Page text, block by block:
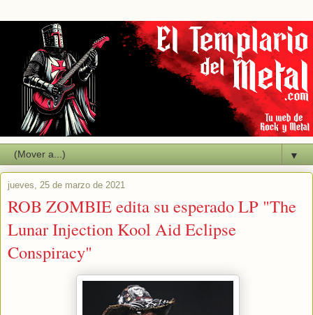
▼
jueves, 25 de marzo de 2021
ROB ZOMBIE edita su esperado LP "The
Lunar Injection Kool Aid Eclipse
Conspiracy"